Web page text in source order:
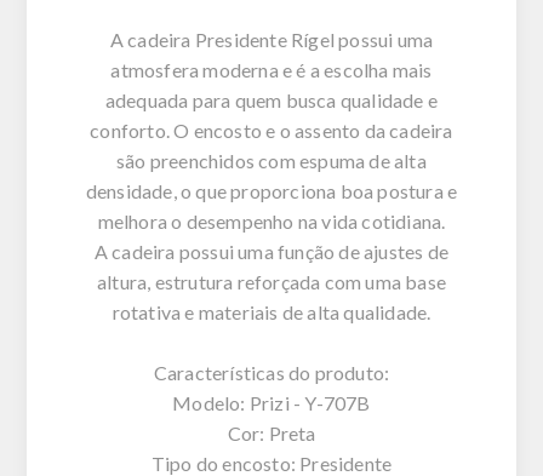
A cadeira Presidente Rígel possui uma
atmosfera moderna e é a escolha mais
adequada para quem busca qualidade e
conforto. O encosto e o assento da cadeira
são preenchidos com espuma de alta
densidade, o que proporciona boa postura e
melhora o desempenho na vida cotidiana.
A cadeira possui uma função de ajustes de
altura, estrutura reforçada com uma base
rotativa e materiais de alta qualidade.
Características do produto:
Modelo: Prizi - Y-707B
Cor: Preta
Tipo do encosto: Presidente